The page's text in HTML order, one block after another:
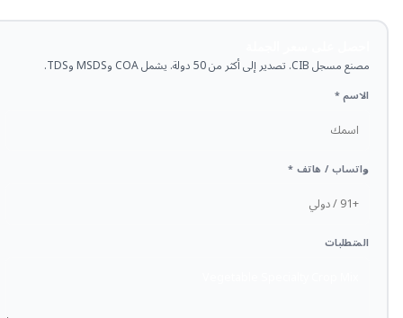
مصنع مسجل CIB. تصدير إلى أكثر من 50 دولة. يشمل COA وMSDS وTDS.
الاسم *
واتساب / هاتف *
المتطلبات